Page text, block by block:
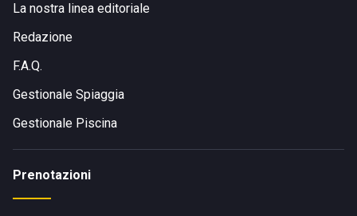
La nostra linea editoriale
Redazione
F.A.Q.
Gestionale Spiaggia
Gestionale Piscina
Prenotazioni